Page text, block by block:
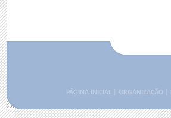
PÁGINA INICIAL| ORGANIZAÇÃO|